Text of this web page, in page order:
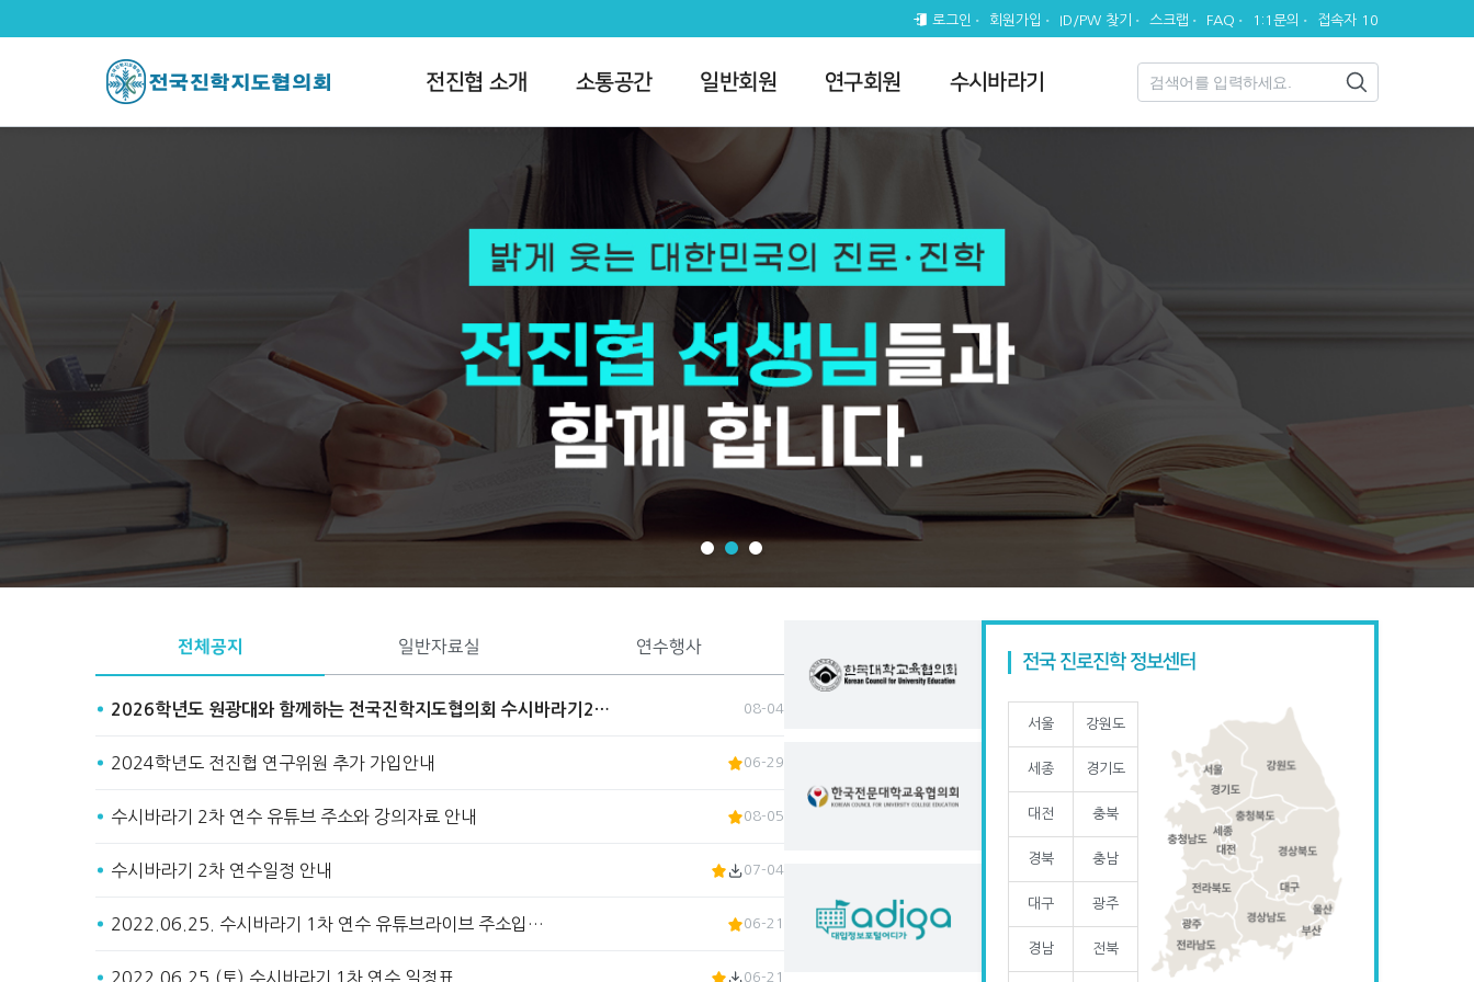
로그인 회원가입 ID/PW 찾기 스크랩 FAQ 1:1문의 접속자 10
전진협 소개 소통공간 일반회원 연구회원 수시바라기
전체공지
2026학년도 원광대와 함께하는 전국진학지도협의회 수시바라기2… 08-04
2024학년도 전진협 연구위원 추가 가입안내 06-29
수시바라기 2차 연수 유튜브 주소와 강의자료 안내 08-05
수시바라기 2차 연수일정 안내 07-04
2022.06.25. 수시바라기 1차 연수 유튜브라이브 주소입… 06-21
2022.06.25.(토) 수시바라기 1차 연수 일정표 06-21
일반자료실 연수행사
전국 진로진학 정보센터
서울 강원도
세종 경기도
대전 충북
경북 충남
대구 광주
경남 전북